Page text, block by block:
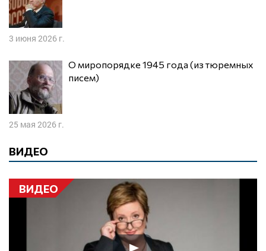
3 июня 2026 г.
О миропорядке 1945 года (из тюремных
писем)
25 мая 2026 г.
ВИДЕО
ВИДЕО